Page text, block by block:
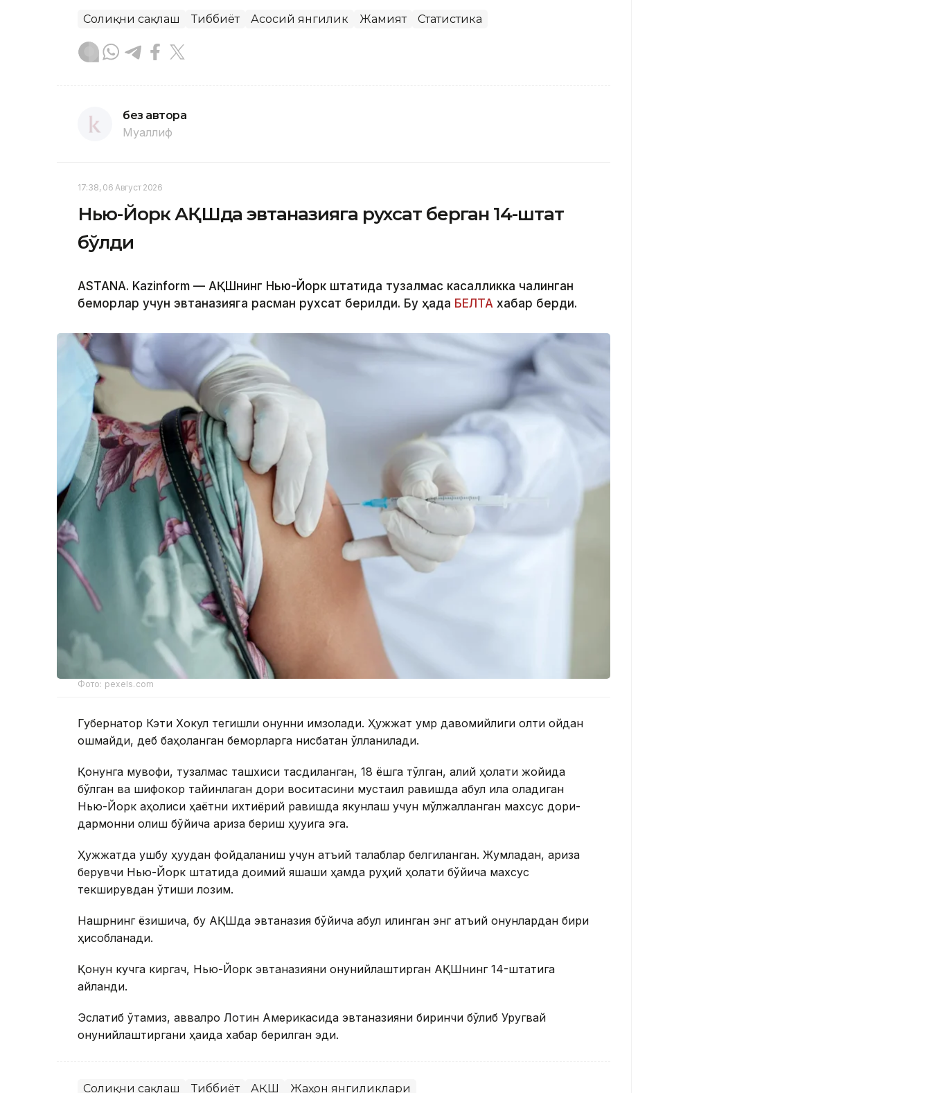
Соғлиқни сақлаш Тиббиёт Асосий янгилик Жамият Статистика
без автора
Муаллиф
17:38, 06 Август 2026
Нью-Йорк АҚШда эвтаназияга рухсат берган 14-штат
бўлди
ASTANA. Kazinform — АҚШнинг Нью-Йорк штатида тузалмас касалликка чалинган
беморлар учун эвтаназияга расман рухсат берилди. Бу ҳақда БЕЛТА хабар берди.
Фото: pexels.com
Губернатор Кэти Хокул тегишли қонунни имзолади. Ҳужжат умр давомийлиги олти ойдан
ошмайди, деб баҳоланган беморларга нисбатан қўлланилади.
Қонунга мувофиқ, тузалмас ташхиси тасдиқланган, 18 ёшга тўлган, ақлий ҳолати жойида
бўлган ва шифокор тайинлаган дори воситасини мустақил равишда қабул қила оладиган
Нью-Йорк аҳолиси ҳаётни ихтиёрий равишда якунлаш учун мўлжалланган махсус дори-
дармонни олиш бўйича ариза бериш ҳуқуқига эга.
Ҳужжатда ушбу ҳуқуқдан фойдаланиш учун қатъий талаблар белгиланган. Жумладан, ариза
берувчи Нью-Йорк штатида доимий яшаши ҳамда руҳий ҳолати бўйича махсус
текширувдан ўтиши лозим.
Нашрнинг ёзишича, бу АҚШда эвтаназия бўйича қабул қилинган энг қатъий қонунлардан бири
ҳисобланади.
Қонун кучга киргач, Нью-Йорк эвтаназияни қонунийлаштирган АҚШнинг 14-штатига
айланди.
Эслатиб ўтамиз, аввалроқ Лотин Америкасида эвтаназияни биринчи бўлиб Уругвай
қонунийлаштиргани ҳақида хабар берилган эди.
Соғлиқни сақлаш Тиббиёт АҚШ Жаҳон янгиликлари